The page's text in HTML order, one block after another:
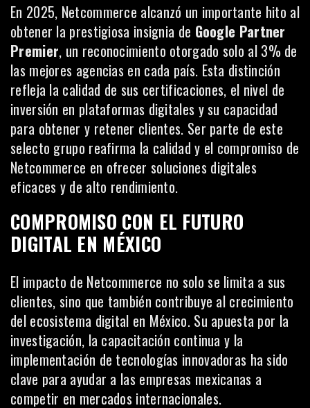
En 2025, Netcommerce alcanzó un importante hito al
obtener la prestigiosa insignia de Google Partner
Premier, un reconocimiento otorgado solo al 3% de
las mejores agencias en cada país. Esta distinción
refleja la calidad de sus certificaciones, el nivel de
inversión en plataformas digitales y su capacidad
para obtener y retener clientes. Ser parte de este
selecto grupo reafirma la calidad y el compromiso de
Netcommerce en ofrecer soluciones digitales
eficaces y de alto rendimiento.
COMPROMISO CON EL FUTURO
DIGITAL EN MÉXICO
El impacto de Netcommerce no solo se limita a sus
clientes, sino que también contribuye al crecimiento
del ecosistema digital en México. Su apuesta por la
investigación, la capacitación continua y la
implementación de tecnologías innovadoras ha sido
clave para ayudar a las empresas mexicanas a
competir en mercados internacionales.